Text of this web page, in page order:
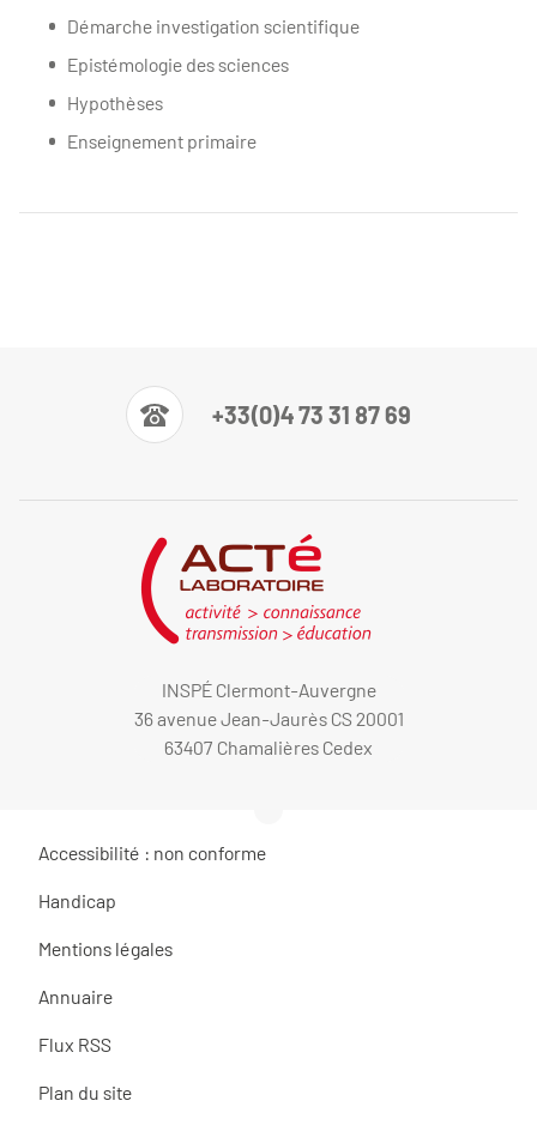
Démarche investigation scientifique
Epistémologie des sciences
Hypothèses
Enseignement primaire
+33(0)4 73 31 87 69
INSPÉ Clermont-Auvergne
36 avenue Jean-Jaurès CS 20001
63407 Chamalières Cedex
Accessibilité : non conforme
Handicap
Mentions légales
Annuaire
Flux RSS
Plan du site